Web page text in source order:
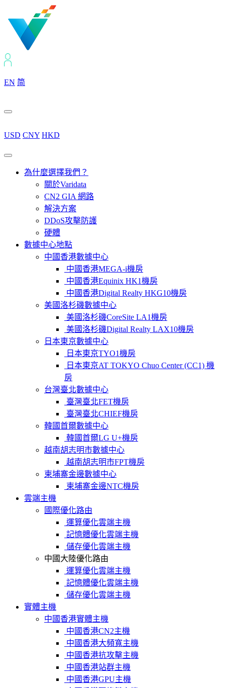
EN 简
USD CNY HKD
為什麼選擇我們？
關於Varidata
CN2 GIA 網路
解決方案
DDoS攻擊防護
硬體
數據中心地點
中國香港數據中心
中國香港MEGA-i機房
中國香港Equinix HK1機房
中國香港Digital Realty HKG10機房
美國洛杉磯數據中心
美國洛杉磯CoreSite LA1機房
美國洛杉磯Digital Realty LAX10機房
日本東京數據中心
日本東京TYO1機房
日本東京AT TOKYO Chuo Center (CC1) 機
房
台灣臺北數據中心
臺灣臺北FET機房
臺灣臺北CHIEF機房
韓國首爾數據中心
韓國首爾LG U+機房
越南胡志明市數據中心
越南胡志明市FPT機房
柬埔寨金邊數據中心
柬埔寨金邊NTC機房
雲端主機
國際優化路由
運算優化雲端主機
記憶體優化雲端主機
儲存優化雲端主機
中國大陸優化路由
運算優化雲端主機
記憶體優化雲端主機
儲存優化雲端主機
實體主機
中國香港實體主機
中國香港CN2主機
中國香港大頻寬主機
中國香港抗攻擊主機
中國香港站群主機
中國香港GPU主機